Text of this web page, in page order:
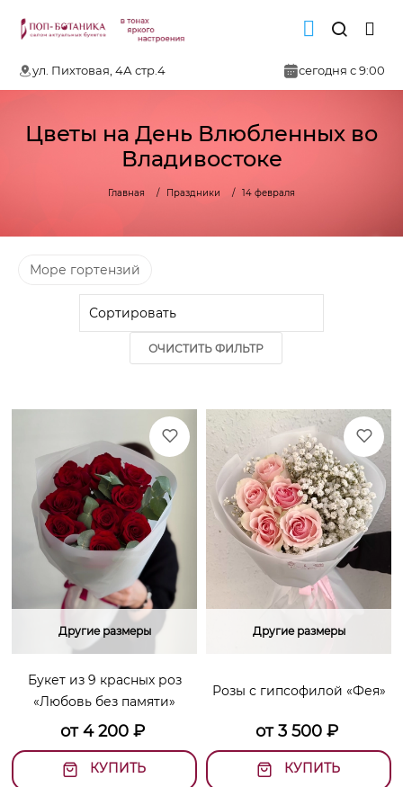
ул. Пихтовая, 4А стр.4 сегодня с 9:00
Цветы на День Влюбленных во
Владивостоке
Главная Праздники 14 февраля
Море гортензий
ОЧИСТИТЬ ФИЛЬТР
Другие размеры
Букет из 9 красных роз
«Любовь без памяти»
от4 200₽
КУПИТЬ
Другие размеры
Розы с гипсофилой «Фея»
от3 500₽
КУПИТЬ